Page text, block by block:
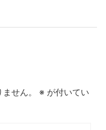
せん。 ※ が付いてい